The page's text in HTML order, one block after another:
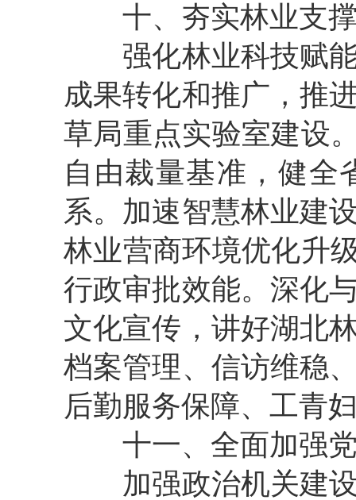
十、 夯实林业支
强化林业科技赋
成果转化和推广 ，推
草局重点实验室建设
自由裁量基准，健全
系。加速智慧林业建
林业营商环境优化升
行政审批效能。深化
文化宣传，讲好湖北
档案管理、 信访维稳
后勤服务保障、工青
十一、全面加强
加强政治机关建